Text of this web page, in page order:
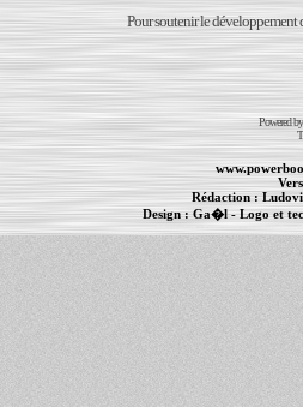
Pour soutenir le développement
Powered
Rédaction :
Design :Ga�l- Logo et
PowerBook